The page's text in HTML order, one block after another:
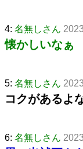
4: 名無しさん
懐かしいなぁ
5: 名無しさん
コクがあるよ
6: 名無しさん